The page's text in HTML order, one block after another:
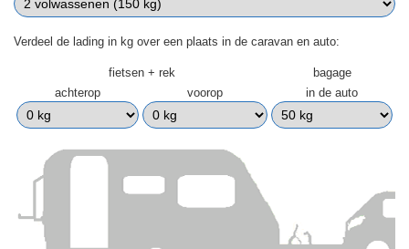
Verdeel de lading in kg over een plaats in de caravan en auto:
fietsen + rek
bagage
achterop
voorop in de auto